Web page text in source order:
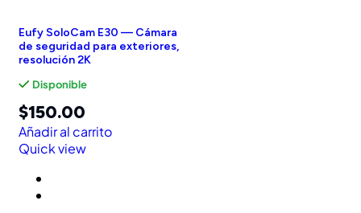
Eufy SoloCam E30 — Cámara
de seguridad para exteriores,
resolución 2K
Disponible
$150.00
Añadir al carrito
Quick view